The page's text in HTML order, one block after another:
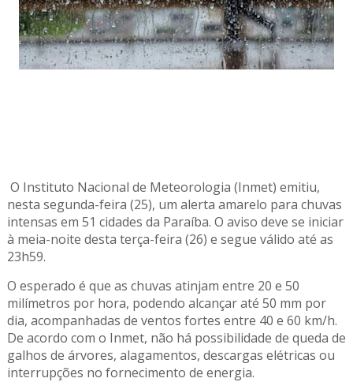
O Instituto Nacional de Meteorologia (Inmet) emitiu,
nesta segunda-feira (25), um alerta amarelo para chuvas
intensas em 51 cidades da Paraíba. O aviso deve se iniciar
à meia-noite desta terça-feira (26) e segue válido até as
23h59.
O esperado é que as chuvas atinjam entre 20 e 50
milímetros por hora, podendo alcançar até 50 mm por
dia, acompanhadas de ventos fortes entre 40 e 60 km/h.
De acordo com o Inmet, não há possibilidade de queda de
galhos de árvores, alagamentos, descargas elétricas ou
interrupções no fornecimento de energia.